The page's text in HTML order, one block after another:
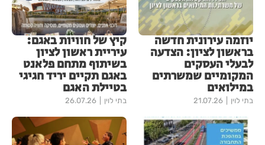
יוזמה עירונית חדשה
בראשון לציון: הצדעה
לבעלי העסקים
המקומיים שמשרתים
במילואים
בתי לוין 21.07.26
קיץ של חוויות באגם:
עיריית ראשון לציון
בשיתוף מתחם פלאנט
באגם תקיים יריד חגיגי
בטיילת האגם
בתי לוין 26.07.26